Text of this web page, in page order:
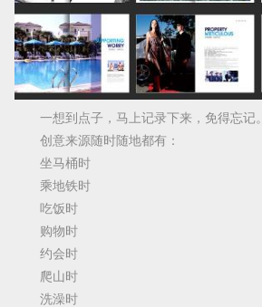
一想到点子，马上记录下来，免得忘记。
创意来源随时随地都有：
坐马桶时
乘地铁时
吃饭时
购物时
约会时
爬山时
洗澡时